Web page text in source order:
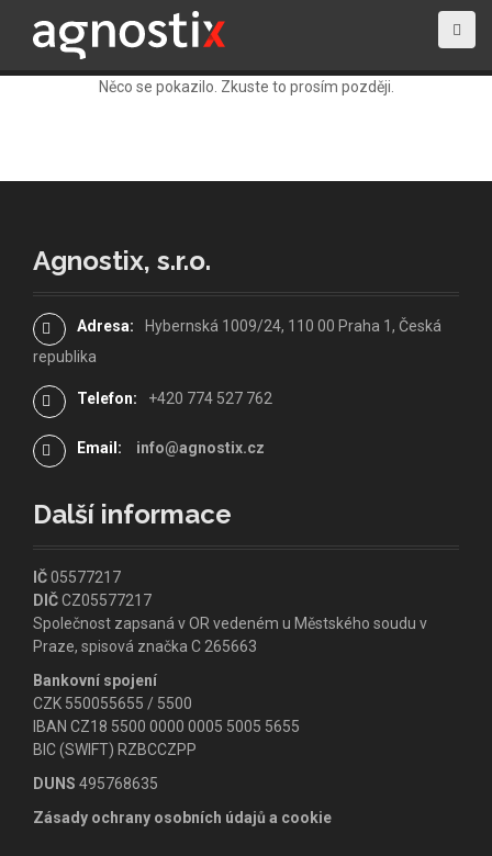
Něco se pokazilo. Zkuste to prosím později.
Agnostix, s.r.o.
Adresa:
Hybernská 1009/24, 110 00 Praha 1, Česká
republika
Telefon: +420 774 527 762
Email: info@agnostix.cz
Další informace
IČ05577217
DIČCZ05577217
Společnost zapsaná v OR vedeném u Městského soudu v
Praze, spisová značka C 265663
Bankovní spojení
CZK 550055655 / 5500
IBAN CZ18 5500 0000 0005 5005 5655
BIC (SWIFT) RZBCCZPP
DUNS 495768635
Zásady ochrany osobních údajů a cookie